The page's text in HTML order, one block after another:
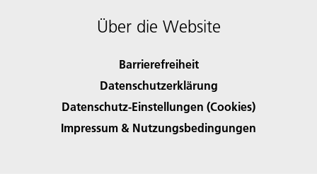
Über die Website
Barrierefreiheit
Datenschutzerklärung
Datenschutz-Einstellungen (Cookies)
Impressum & Nutzungsbedingungen